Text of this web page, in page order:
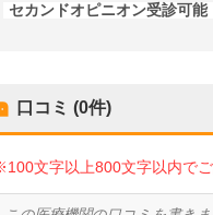
セカンドオピニオン受診可能
口コミ (0件)
文字以上800文字以内で